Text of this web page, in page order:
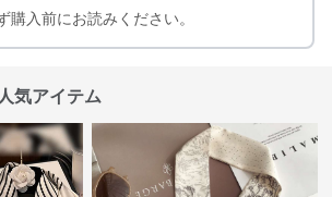
購入前にお読みください。
気アイテム